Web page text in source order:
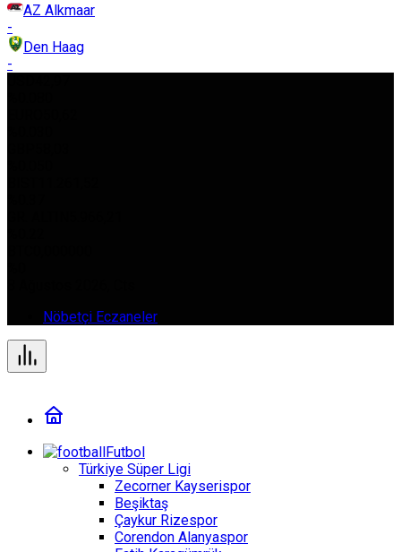
AZ Alkmaar
-
Den Haag
-
Nöbetçi Eczaneler
Futbol
Türkiye Süper Ligi
Zecorner Kayserispor
Beşiktaş
Çaykur Rizespor
Corendon Alanyaspor